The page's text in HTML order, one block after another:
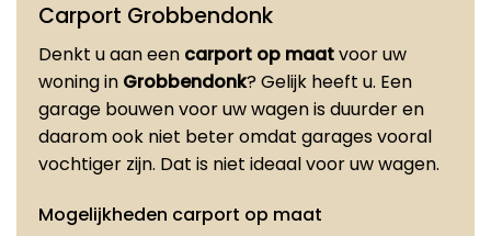
Carport Grobbendonk
Denkt u aan een carport op maatvoor uw
woning in Grobbendonk? Gelijk heeft u. Een
garage bouwen voor uw wagen is duurder en
daarom ook niet beter omdat garages vooral
vochtiger zijn. Dat is niet ideaal voor uw wagen.
Mogelijkheden carport op maat